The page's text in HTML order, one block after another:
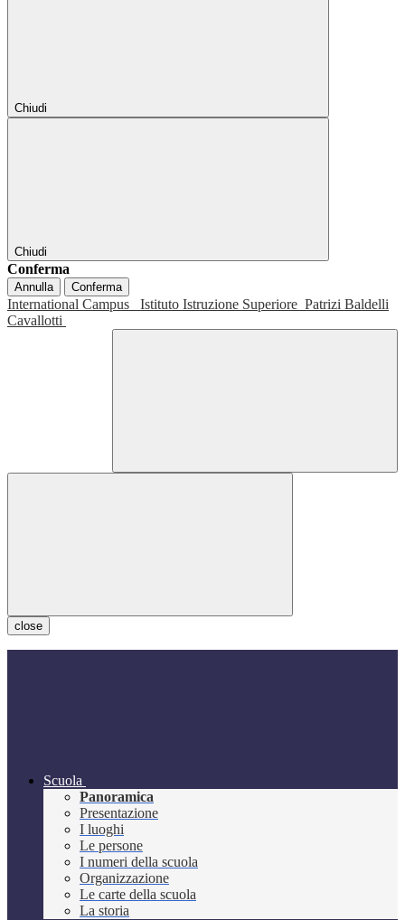
Chiudi
Chiudi
Conferma
Annulla Conferma
International Campus Istituto Istruzione Superiore Patrizi Baldelli
Cavallotti
close
Scuola
Panoramica
Presentazione
I luoghi
Le persone
I numeri della scuola
Organizzazione
Le carte della scuola
La storia